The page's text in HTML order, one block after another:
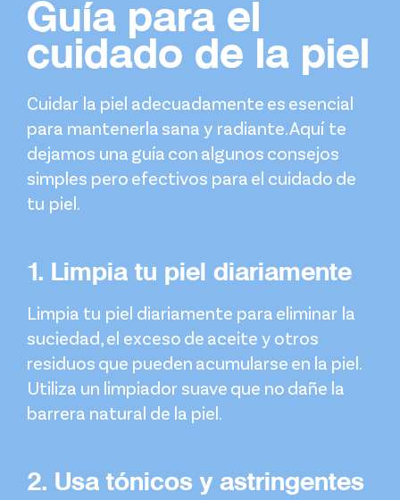
Guía para el
cuidado de la piel
Cuidar la piel adecuadamente es esencial
para mantenerla sana y radiante. Aquí te
dejamos una guía con algunos consejos
simples pero efectivos para el cuidado de
tu piel.
1. Limpia tu piel diariamente
Limpia tu piel diariamente para eliminar la
suciedad, el exceso de aceite y otros
residuos que pueden acumularse en la piel.
Utiliza un limpiador suave que no dañe la
barrera natural de la piel.
2. Usa tónicos y astringentes